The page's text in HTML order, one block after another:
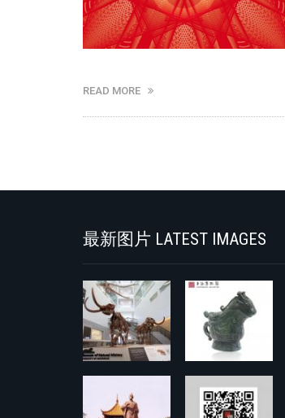
READ MORE
最新图片 LATEST IMAGES